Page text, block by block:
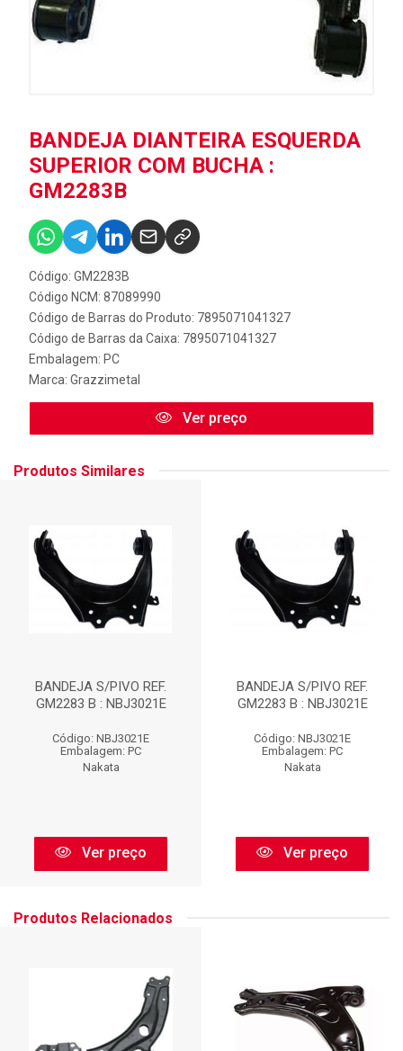
BANDEJA DIANTEIRA ESQUERDA
SUPERIOR COM BUCHA :
GM2283B
Código: GM2283B
Código NCM: 87089990
Código de Barras do Produto: 7895071041327
Código de Barras da Caixa: 7895071041327
Embalagem: PC
Marca: Grazzimetal
Ver preço
Produtos Similares
BANDEJA S/PIVO REF.
GM2283 B : NBJ3021E
Código: NBJ3021E
Embalagem: PC
Nakata
Ver preço
BANDEJA S/PIVO REF.
GM2283 B : NBJ3021E
Código: NBJ3021E
Embalagem: PC
Nakata
Ver preço
Produtos Relacionados